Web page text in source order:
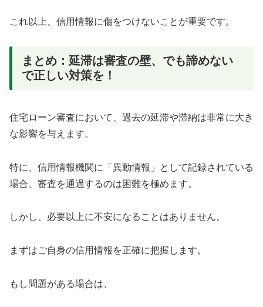
これ以上、信用情報に傷をつけないことが重要です。
まとめ：延滞は審査の壁、でも諦めない
で正しい対策を！
住宅ローン審査において、過去の延滞や滞納は非常に大き
な影響を与えます。
特に、信用情報機関に「異動情報」として記録されている
場合、審査を通過するのは困難を極めます。
しかし、必要以上に不安になることはありません。
まずはご自身の信用情報を正確に把握します。
もし問題がある場合は、